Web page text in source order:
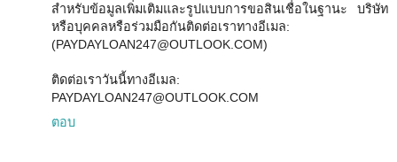
สำหรับข้อมูลเพิ่มเติมและรูปแบบการขอสินเชื่อในฐานะ บริษัท
หรือบุคคลหรือร่วมมือกันติดต่อเราทางอีเมล:
(PAYDAYLOAN247@OUTLOOK.COM)
ติดต่อเราวันนี้ทางอีเมล:
PAYDAYLOAN247@OUTLOOK.COM
ตอบ